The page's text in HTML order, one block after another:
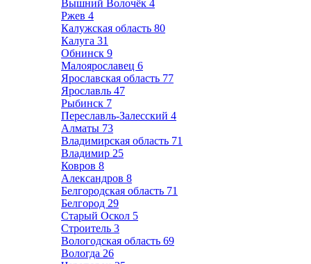
Вышний Волочёк 4
Ржев 4
Калужская область 80
Калуга 31
Обнинск 9
Малоярославец 6
Ярославская область 77
Ярославль 47
Рыбинск 7
Переславль-Залесский 4
Алматы 73
Владимирская область 71
Владимир 25
Ковров 8
Александров 8
Белгородская область 71
Белгород 29
Старый Оскол 5
Строитель 3
Вологодская область 69
Вологда 26